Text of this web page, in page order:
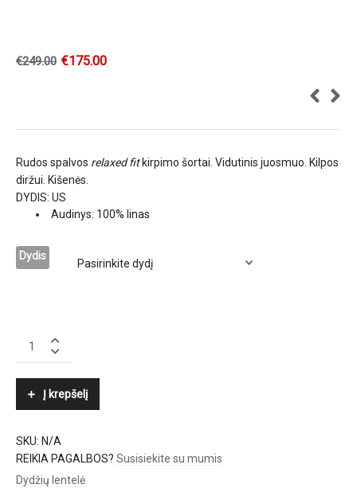
€249.00 €175.00
Rudos spalvos relaxed fitkirpimo šortai. Vidutinis juosmuo. Kilpos
diržui. Kišenės.
DYDIS: US
Audinys: 100% linas
Dydis
RALPH
Į krepšelį
SKU: N/A
REIKIA PAGALBOS? Susisiekite su mumis
Dydžių lentelė